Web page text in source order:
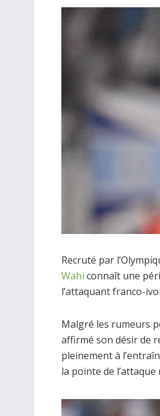
Recruté par
Wahi connaît une
l’attaquant franco-
Malgré les rumeurs
affirmé son désir de
pleinement à
la pointe de l’attaque